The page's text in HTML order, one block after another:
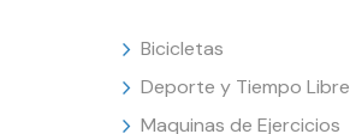
Bicicletas
Deporte y Tiempo Libre
Maquinas de Ejercicios